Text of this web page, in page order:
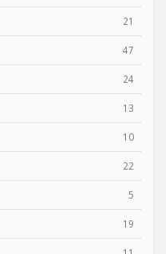
21
47
24
13
10
22
5
19